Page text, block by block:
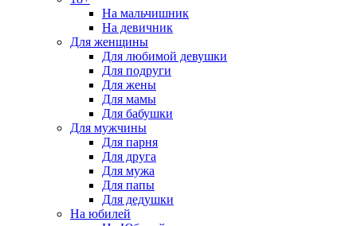
На мальчишник
На девичник
Для женщины
Для любимой девушки
Для подруги
Для жены
Для мамы
Для бабушки
Для мужчины
Для парня
Для друга
Для мужа
Для папы
Для дедушки
На юбилей